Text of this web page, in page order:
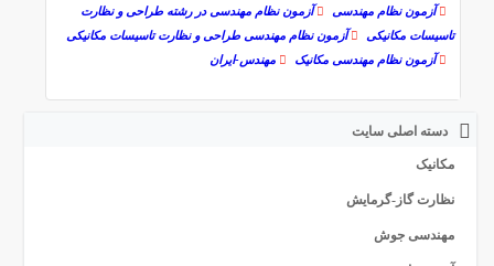
آزمون نظام مهندسی
آزمون نظام مهندسی در رشته طراحی و نظارت
تاسیسات مکانیکی
آزمون نظام مهندسی طراحی و نظارت تاسیسات مکانیکی
آزمون نظام مهندسی مکانیک
مهندس-ایران
دسته اصلی سایت
مکانیک
نظارت گاز-گرمایش
مهندسی جوش